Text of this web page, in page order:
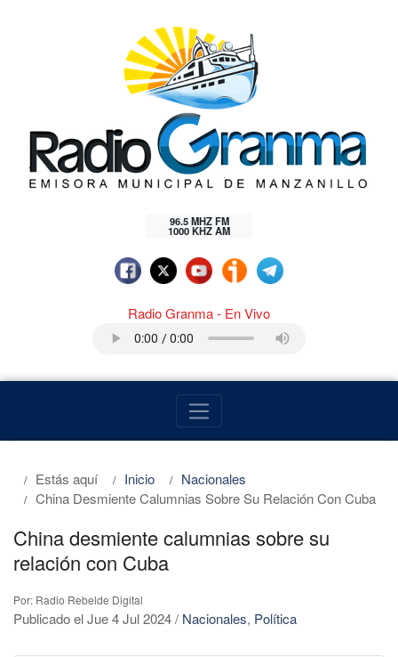
96.5 MHZ FM
1000 KHZ AM
Radio Granma - En Vivo
Estás aquí Inicio
Nacionales
China Desmiente Calumnias Sobre Su Relación Con Cuba
China desmiente calumnias sobre su
relación con Cuba
Por: Radio Rebelde Digital
Publicado el Jue 4 Jul 2024/ Nacionales, Política